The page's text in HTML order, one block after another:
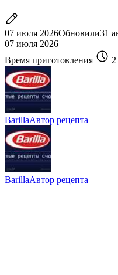
07 июля 2026Обновили31
07 июля 2026
Время приготовления
BarillaАвтор рецепта
BarillaАвтор рецепта